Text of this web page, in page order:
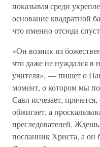
показывая среди
основание квадратной
что именно отсюда
«Он возник из
что даже не нуждался в
учителя», — пишет о
момент, о котором мы
Савл исчезает,
обжигает, а
преследователей.
посланник Христа, а он